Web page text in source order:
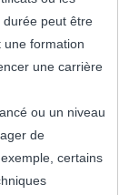
durée peut être
une formation
une carrière
ou un niveau
de
certains